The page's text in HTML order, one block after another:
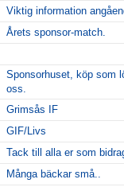
Viktig information
Årets sponsor-match.
Sponsorhuset, köp som
oss.
Grimsås IF
GIF/Livs
Tack till alla er som
Många bäckar små..